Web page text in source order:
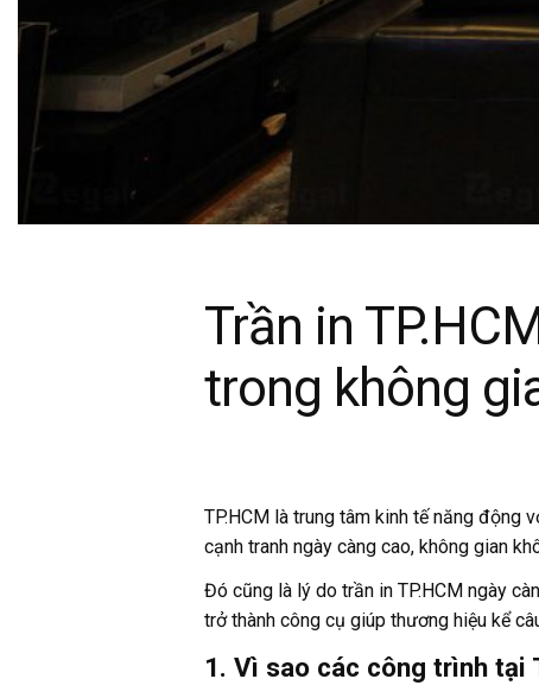
Trần in
trong không
TP.HCM là trung tâm kinh tế năng động
cạnh tranh ngày càng cao, không gian
Đó cũng là lý do trần in TP.HCM ngày
trở thành công cụ giúp thương hiệu kể
1. Vì sao các công trình tại